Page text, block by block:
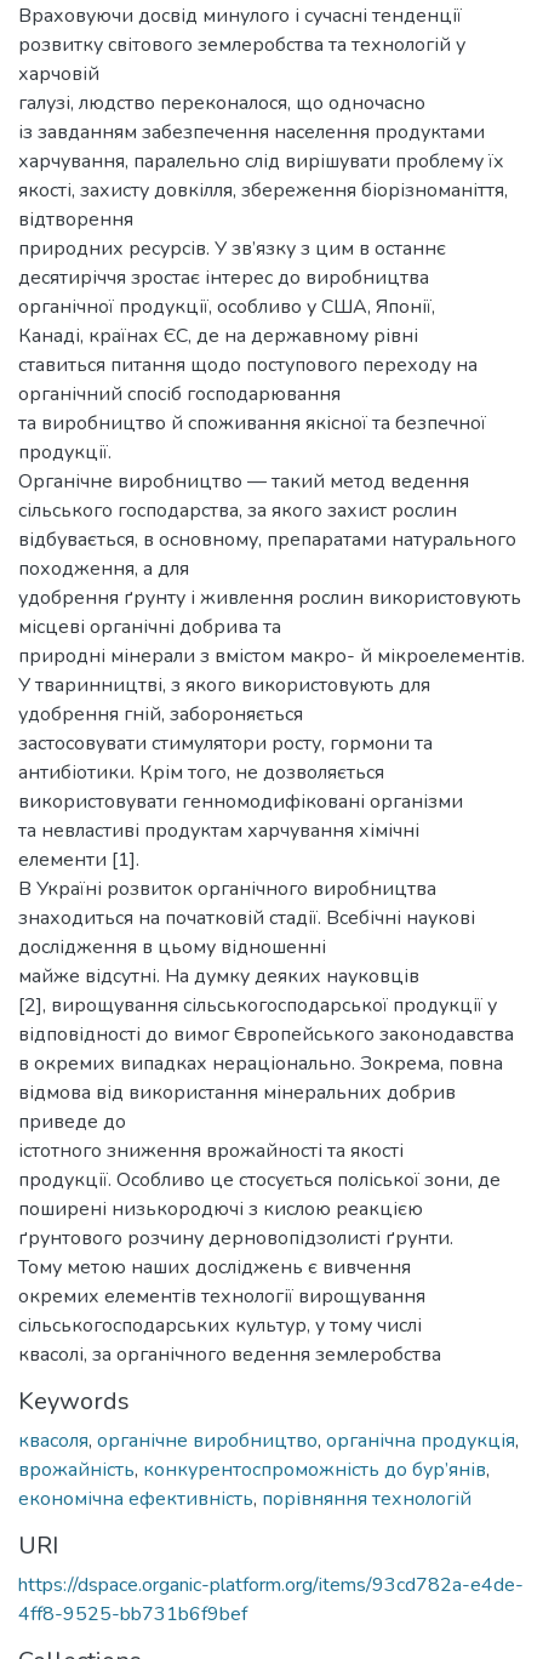
Враховуючи досвід минулого і сучасні тенденції
розвитку світового землеробства та технологій у
харчовій
галузі, людство переконалося, що одночасно
із завданням забезпечення населення продуктами
харчування, паралельно слід вирішувати проблему їх
якості, захисту довкілля, збереження біорізноманіття,
відтворення
природних ресурсів. У зв’язку з цим в останнє
десятиріччя зростає інтерес до виробництва
органічної продукції, особливо у США, Японії,
Канаді, країнах ЄС, де на державному рівні
ставиться питання щодо поступового переходу на
органічний спосіб господарювання
та виробництво й споживання якісної та безпечної
продукції.
Органічне виробництво — такий метод ве­дення
сільського господарства, за якого захист рослин
відбувається, в основному, препаратами натурального
походження, а для
удобрення ґрунту і живлення рослин використовують
місцеві органічні добрива та
природні мінерали з вмістом макро- й мікроелементів.
У тваринництві, з якого використовують для
удобрення гній, забороняється
застосовувати стимулятори росту, гормони та
антибіотики. Крім того, не дозволяється
використовувати генномодифіковані організми
та невластиві продуктам харчування хімічні
елементи [1].
В Україні розвиток органічного виробництва
знаходиться на початковій стадії. Всебічні наукові
дослідження в цьому відношенні
майже відсутні. На думку деяких науковців
[2], вирощування сільськогосподарської про­дукції у
відповідності до вимог Європейського законодавства
в окремих випадках нераціонально. Зокрема, повна
відмова від використання мінеральних добрив
приведе до
істотного зниження врожайності та якості
продукції. Особливо це стосується поліської зони, де
поширені низькородючі з кислою реакцією
ґрунтового розчину дерновопідзолисті ґрунти.
Тому метою наших досліджень є вивчення
окремих елементів технології вирощування
сільськогосподарських культур, у тому числі
квасолі, за органічного ведення землеробства
Keywords
квасоля, органічне виробництво, органічна продукція,
врожайність, конкурентоспроможність до бур’янів,
економічна ефективність, порівняння технологій
URI
https://dspace.organic-platform.org/items/93cd782a-e4de-
4ff8-9525-bb731b6f9bef